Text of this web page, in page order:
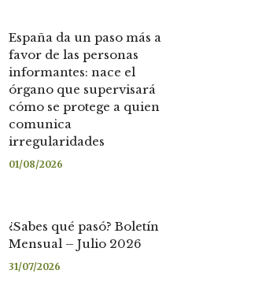
España da un paso más a
favor de las personas
informantes: nace el
órgano que supervisará
cómo se protege a quien
comunica
irregularidades
01/08/2026
¿Sabes qué pasó? Boletín
Mensual – Julio 2026
31/07/2026